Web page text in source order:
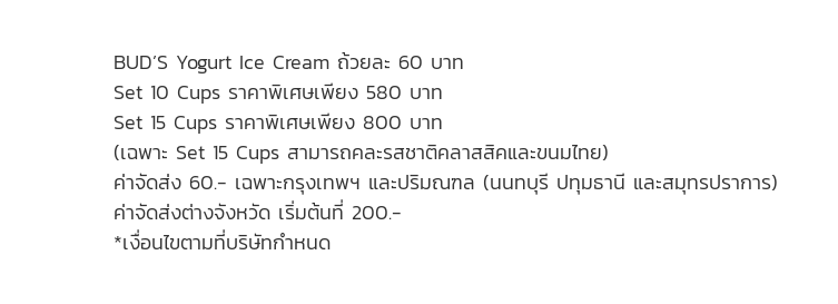
BUD’S Yogurt Ice Cream ถ้วยละ 60 บาท
Set 10 Cups ราคาพิเศษเพียง 580 บาท
Set 15 Cups ราคาพิเศษเพียง 800 บาท
(เฉพาะ Set 15 Cups สามารถคละรสชาติคลาสสิคและขนมไทย)
ค่าจัดส่ง 60.- เฉพาะกรุงเทพฯ และปริมณฑล (นนทบุรี ปทุมธานี และสมุทรปราการ)
ค่าจัดส่งต่างจังหวัด เริ่มต้นที่ 200.-
*เงื่อนไขตามที่บริษัทกำหนด